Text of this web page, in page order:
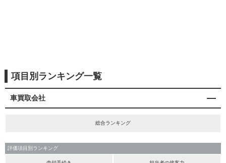
項目別ランキング一覧
車買取会社
総合ランキング
評価項目別ランキング